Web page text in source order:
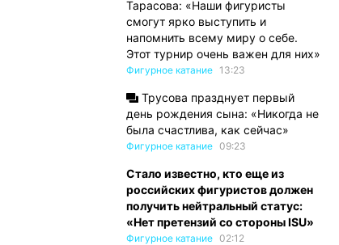
Тарасова: «Наши фигуристы
смогут ярко выступить и
напомнить всему миру о себе.
Этот турнир очень важен для них»
Фигурное катание 13:23
Трусова празднует первый
день рождения сына: «Никогда не
была счастлива, как сейчас»
Фигурное катание 09:23
Стало известно, кто еще из
российских фигуристов должен
получить нейтральный статус:
«Нет претензий со стороны ISU»
Фигурное катание 02:12